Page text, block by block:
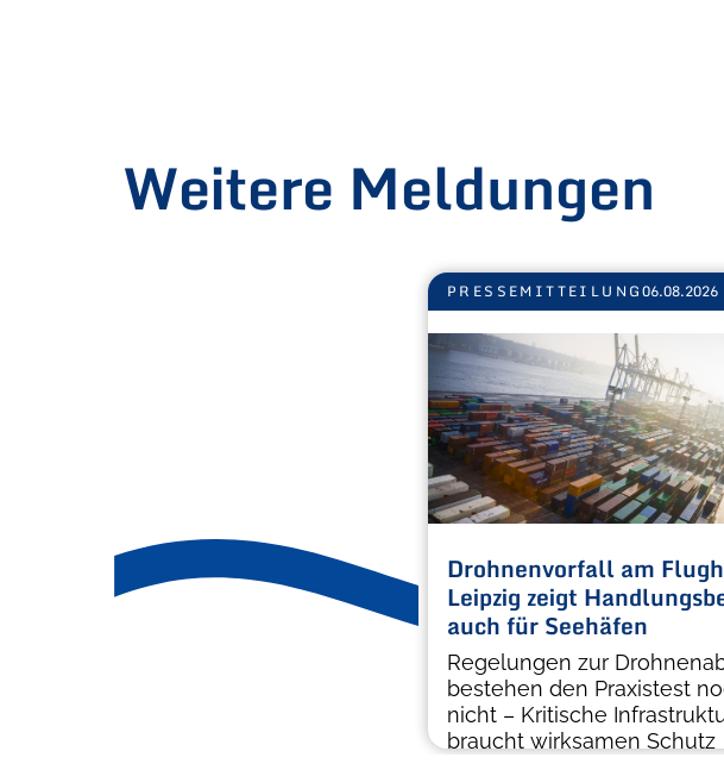
Weitere Meldungen
PRESSEMITTEILUNG06.08.2026
Drohnenvorfall am
Leipzig zeigt
auch für Seehäfen
Regelungen zur
bestehen den Praxistest
nicht – Kritische
braucht wirksamen Schutz